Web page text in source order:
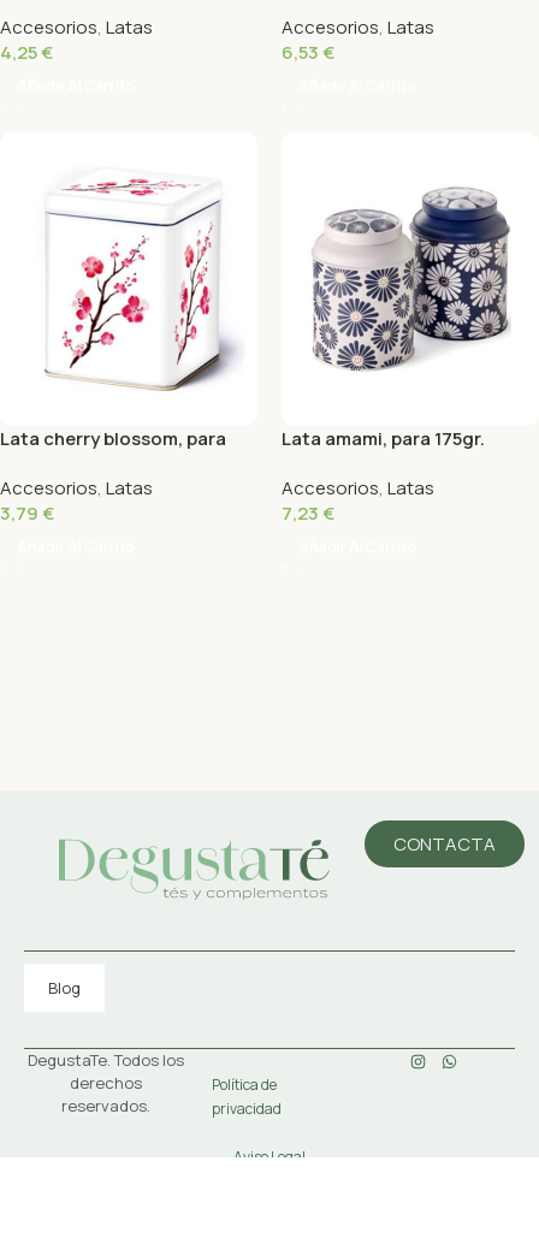
Accesorios, Latas
4,25€
Accesorios, Latas
6,53€
Lata cherry blossom, para
Accesorios, Latas
3,79€
Lata amami, para 175gr.
Accesorios, Latas
7,23€
CONTACTA
Blog
DegustaTe. Todos los
derechos
reservados.
Política de
privacidad
Aviso Legal